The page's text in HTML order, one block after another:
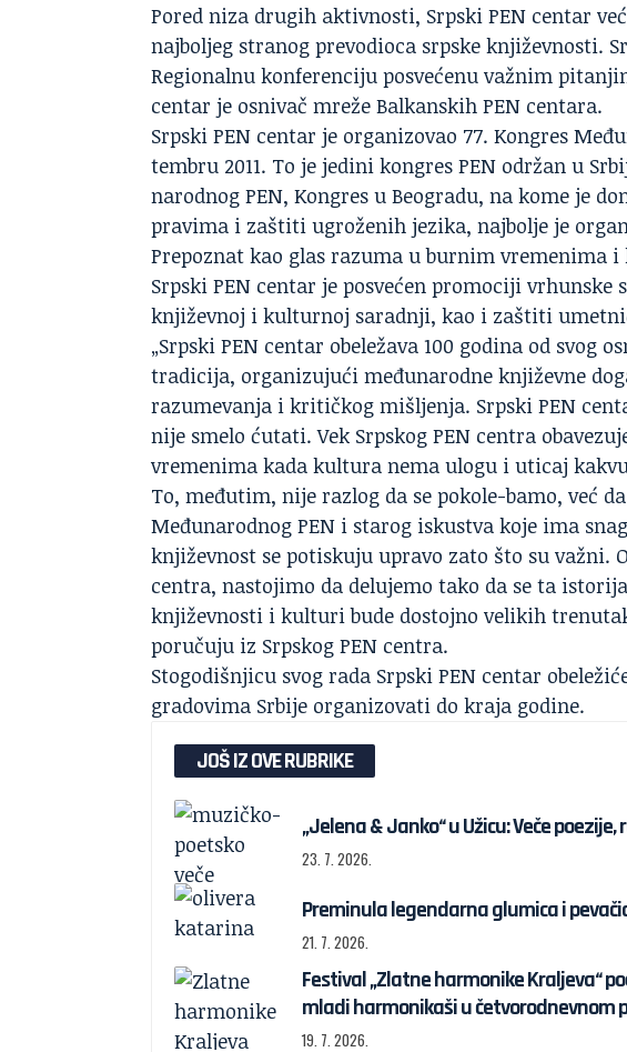
Pored niza drugih aktivnosti, Srpski PEN centar
najboljeg stranog prevodioca srpske književnosti.
Regionalnu konferenciju posvećenu važnim
centar je osnivač mreže Balkanskih PEN centara.
Srpski PEN centar je organizovao 77. Kongres
tembru 2011. To je jedini kongres PEN održan u
narodnog PEN, Kongres u Beogradu, na kome je
pravima i zaštiti ugroženih jezika, najbolje je
Prepoznat kao glas razuma u burnim vremenima i
Srpski PEN centar je posvećen promociji vrhunske
književnoj i kulturnoj saradnji, kao i zaštiti
„Srpski PEN centar obeležava 100 godina od svog
tradicija, organizujući međunarodne književne
razumevanja i kritičkog mišljenja. Srpski PEN
nije smelo ćutati. Vek Srpskog PEN centra
vremenima kada kultura nema ulogu i uticaj
To, međutim, nije razlog da se pokole-bamo, već
Međunarodnog PEN i starog iskustva koje ima
književnost se potiskuju upravo zato što su važni.
centra, nastojimo da delujemo tako da se ta
književnosti i kulturi bude dostojno velikih
poručuju iz Srpskog PEN centra.
Stogodišnjicu svog rada Srpski PEN centar
gradovima Srbije organizovati do kraja godine.
JOŠ IZ OVE RUBRIKE
„Jelena & Janko“ u Užicu: Veče
23. 7. 2026.
Preminula legendarna glumica i
21. 7. 2026.
Festival „Zlatne harmonike Kraljeva“
mladi harmonikaši u četvorodnevnom
19. 7. 2026.